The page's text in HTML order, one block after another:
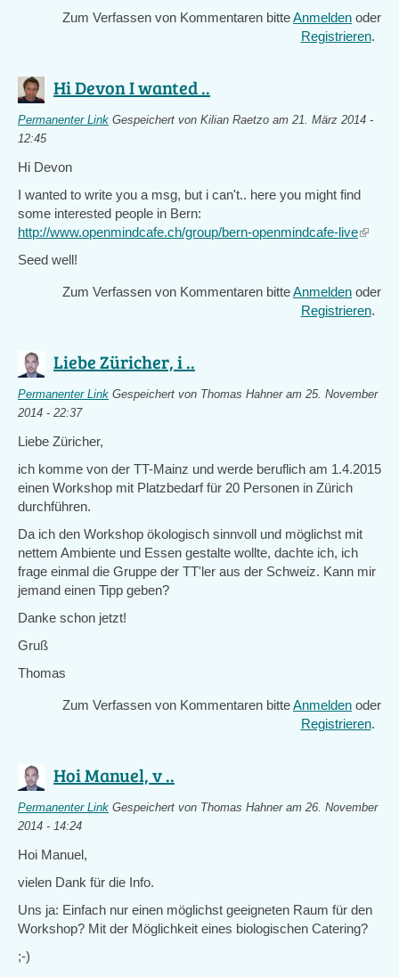
Zum Verfassen von Kommentaren bitteAnmelden oder
Registrieren.
Hi Devon I wanted ..
Permanenter Link Gespeichert von Kilian Raetzo am 21. März 2014 -
12:45
Hi Devon
I wanted to write you a msg, but i can't.. here you might find
some interested people in Bern:
http://www.openmindcafe.ch/group/bern-openmindcafe-live(link
Seed well!
Zum Verfassen von Kommentaren bitteAnmelden oder
Registrieren.
Liebe Züricher, i ..
Permanenter Link Gespeichert von Thomas Hahneram 25. November
2014 - 22:37
Liebe Züricher,
ich komme von der TT-Mainz und werde beruflich am 1.4.2015
einen Workshop mit Platzbedarf für 20 Personen in Zürich
durchführen.
Da ich den Workshop ökologisch sinnvoll und möglichst mit
nettem Ambiente und Essen gestalte wollte, dachte ich, ich
frage einmal die Gruppe der TT'ler aus der Schweiz. Kann mir
jemand einen Tipp geben?
Danke schon jetzt!
Gruß
Thomas
Zum Verfassen von Kommentaren bitteAnmelden oder
Registrieren.
Hoi Manuel, v ..
Permanenter Link Gespeichert von Thomas Hahneram 26. November
2014 - 14:24
Hoi Manuel,
vielen Dank für die Info.
Uns ja: Einfach nur einen möglichst geeigneten Raum für den
Workshop? Mit der Möglichkeit eines biologischen Catering?
;-)